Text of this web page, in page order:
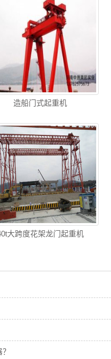
造船门式起重机
大跨度花架龙门起重机